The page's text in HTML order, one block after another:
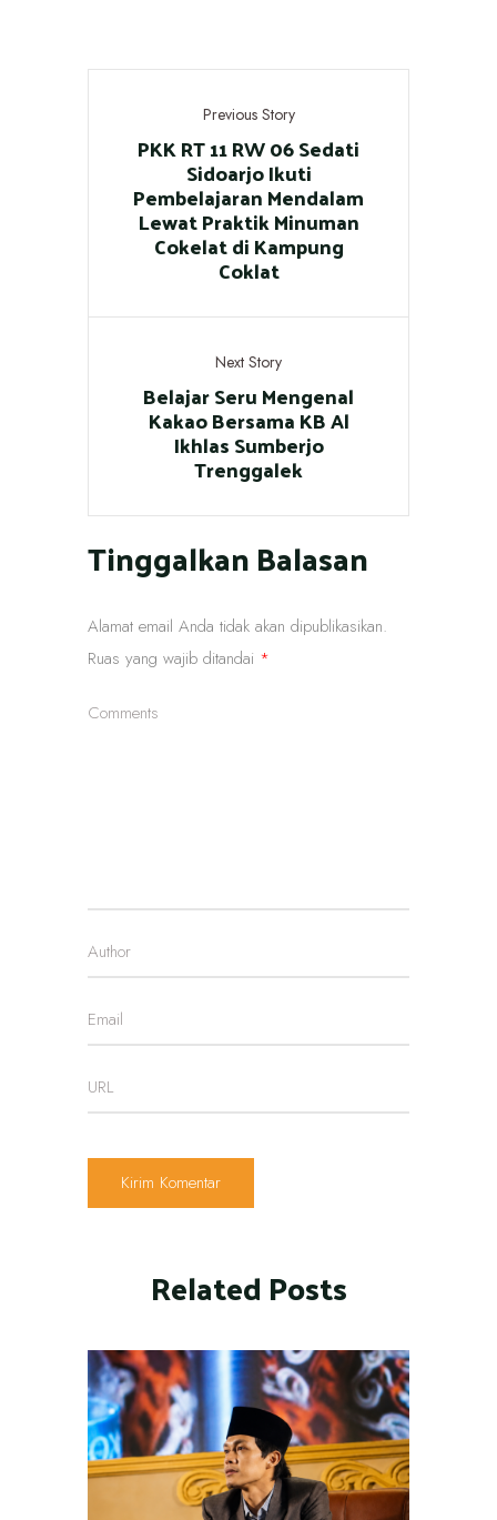
Previous Story
PKK RT 11 RW 06 Sedati
Sidoarjo Ikuti
Pembelajaran Mendalam
Lewat Praktik Minuman
Cokelat di Kampung
Coklat
Next Story
Belajar Seru Mengenal
Kakao Bersama KB Al
Ikhlas Sumberjo
Trenggalek
Tinggalkan Balasan
Alamat email Anda tidak akan dipublikasikan.
Ruas yang wajib ditandai *
Related Posts